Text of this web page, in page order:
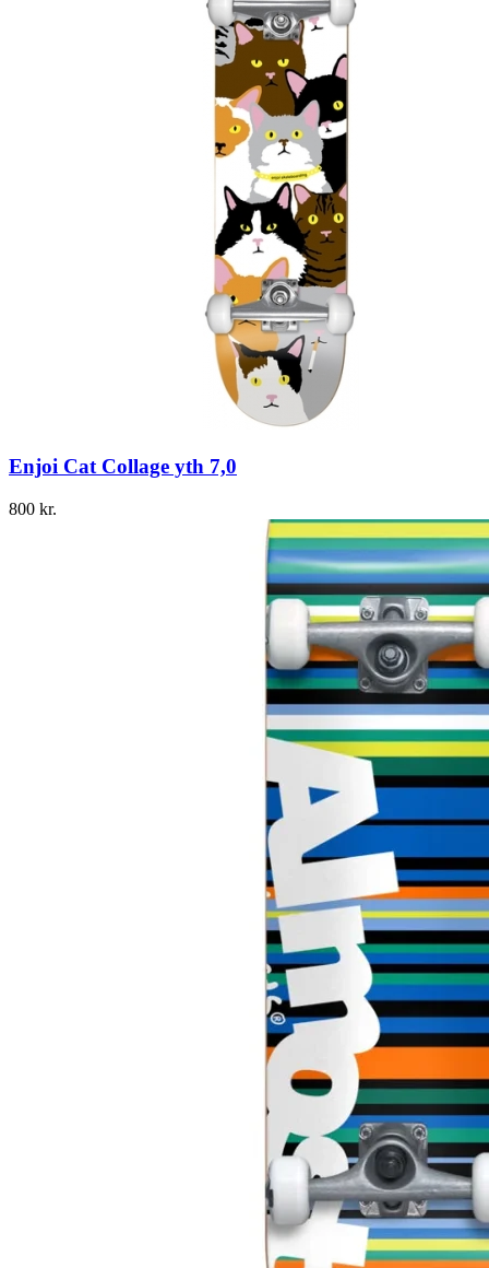
Enjoi Cat Collage yth 7,0
800 kr.